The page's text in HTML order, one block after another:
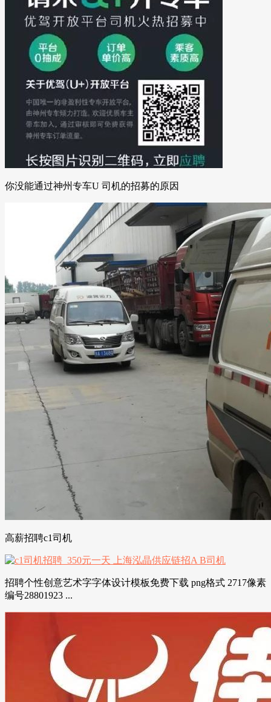
你没能通过神州专车U 司机的招募的原因
高薪招聘c1司机
招聘个性创意艺术字字体设计模板免费下载 png格式 2717像素
编号28801923 ...